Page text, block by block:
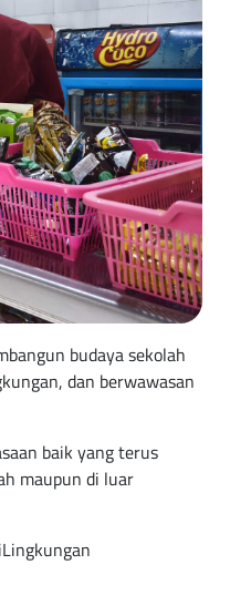
budaya sekolah
dan berwawasan
baik yang terus
maupun di luar